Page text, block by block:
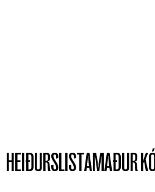
HEIÐURSLISTAMAÐUR